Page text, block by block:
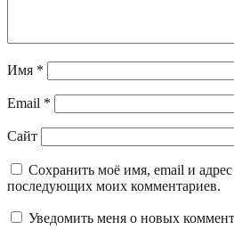
Имя *
Email *
Сайт
Сохранить моё имя, email и адрес
последующих моих комментариев.
Уведомить меня о новых